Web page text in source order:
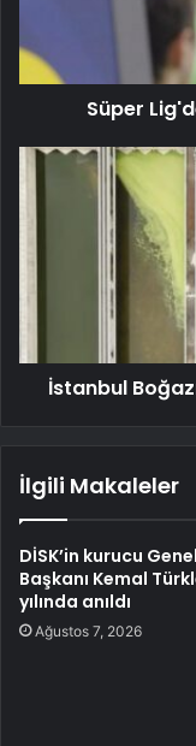
Süper
İstanbul
İlgili Makaleler
DİSK’in kurucu Genel
Başkanı Kemal
yılında anıldı
Ağustos 7, 2026